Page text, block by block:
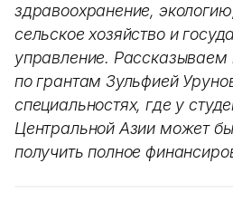
здравоохранение,
сельское хозяйство и
управление. Рассказываем
по грантам Зульфией
специальностях, где у
Центральной Азии может
получить полное